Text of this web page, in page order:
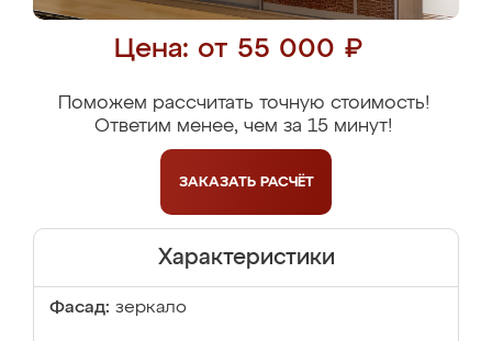
Цена: от 55 000 ₽
Поможем рассчитать точную стоимость!
Ответим менее, чем за 15 минут!
ЗАКАЗАТЬ РАСЧЁТ
Характеристики
Фасад: зеркало